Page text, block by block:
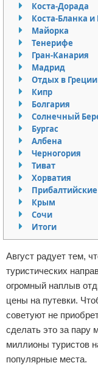
Отдых на
Аренда
Документы и визы
Билеты
Планирование
Пляжный отдых
Турагенства
Экстримальный
Разное про
Коста-Дорада
Коста-Бланка и
Майорка
Тенерифе
Гран-Канария
Мадрид
Отдых в Греции
Кипр
Болгария
Солнечный
Бургас
Албена
Черногория
Тиват
Хорватия
Крым
Сочи
Итоги
Август радует тем,
туристических
огромный наплыв
цены на путевки.
советуют не
сделать это за пару
миллионы туристов
популярные места.